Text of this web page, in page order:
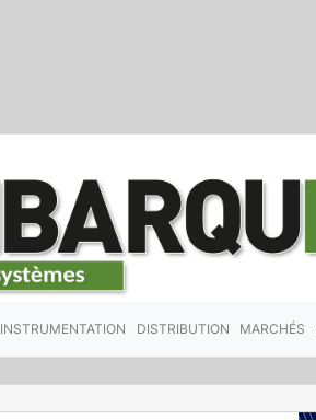
INSTRUMENTATION DISTRIBUTION MARCHÉS